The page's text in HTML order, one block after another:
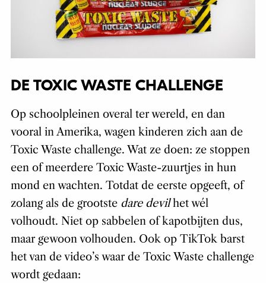
DE TOXIC WASTE CHALLENGE
Op schoolpleinen overal ter wereld, en dan
vooral in Amerika, wagen kinderen zich aan de
Toxic Waste challenge. Wat ze doen: ze stoppen
een of meerdere Toxic Waste-zuurtjes in hun
mond en wachten. Totdat de eerste opgeeft, of
zolang als de grootste dare devilhet wél
volhoudt. Niet op sabbelen of kapotbijten dus,
maar gewoon volhouden. Ook op TikTok barst
het van de video’s waar de Toxic Waste challenge
wordt gedaan: